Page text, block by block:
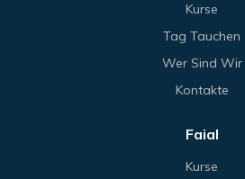
Kurse
Tag Tauchen
Wer Sind Wir
Kontakte
Faial
Kurse